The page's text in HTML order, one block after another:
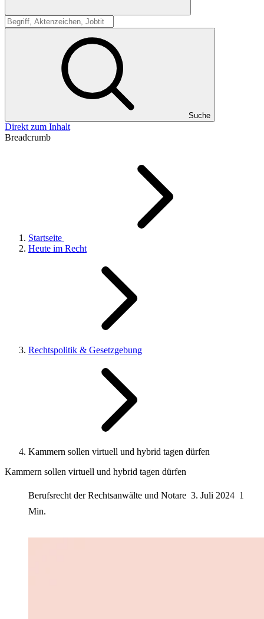
Suche
Suche
Direkt zum Inhalt
Breadcrumb
Startseite
Heute im Recht
Rechtspolitik & Gesetzgebung
Kammern sollen virtuell und hybrid tagen dürfen
Kammern sollen virtuell und hybrid tagen dürfen
Berufsrecht der Rechtsanwälte und Notare 3. Juli 2024 1
Min.